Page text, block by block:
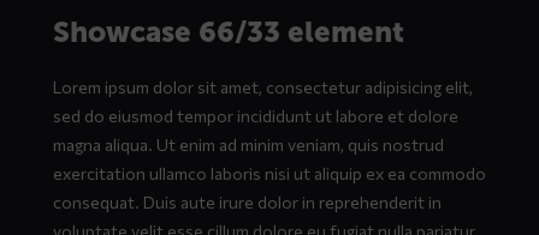
Showcase 66/33 element
Lorem ipsum dolor sit amet, consectetur adipisicing elit,
sed do eiusmod tempor incididunt ut labore et dolore
magna aliqua. Ut enim ad minim veniam, quis nostrud
exercitation ullamco laboris nisi ut aliquip ex ea commodo
consequat. Duis aute irure dolor in reprehenderit in
voluptate velit esse cillum dolore eu fugiat nulla pariatur.